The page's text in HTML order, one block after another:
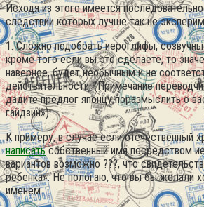
Исходя из этого имеется
следствии которых лучше так не
1. Сложно подобрать иероглифы,
кроме того если вы это сделаете, то
наверное, будет необычным и не
действительности. (Примечание
дадите предлог японцу поразмыслить о
гайдзин»)
К примеру, в случае если отечественный
написатьсобственный имя посредством
вариантов возможно ???, что
ребенка». Не пологаю, что вы бы желали
именем.